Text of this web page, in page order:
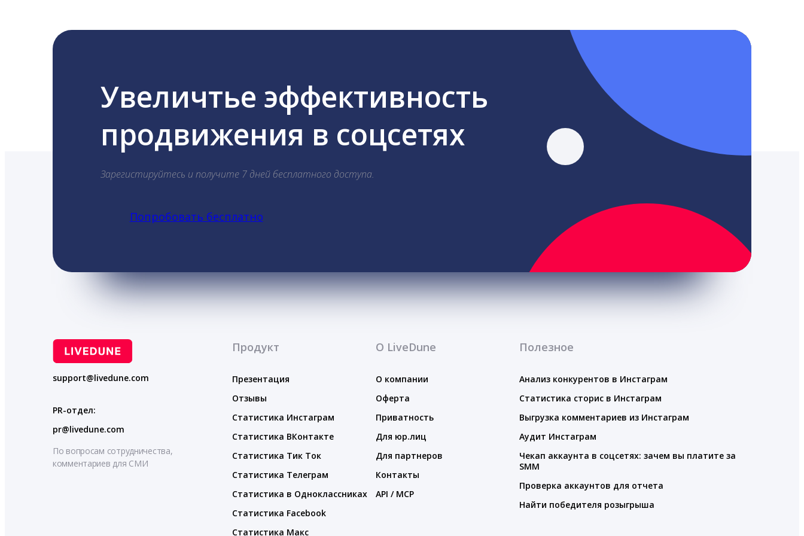
Увеличтье эффективность
продвижения в соцсетях
Зарегистируйтесь и получите 7 дней бесплатного доступа.
Попробовать бесплатно
support@livedune.com
PR-отдел:
pr@livedune.com
По вопросам сотрудничества,
комментариев для СМИ
Продукт
Презентация
Отзывы
Статистика Инстаграм
Статистика ВКонтакте
Статистика Тик Ток
Статистика Телеграм
Статистика в Одноклассниках
Статистика Facebook
Статистика Макс
О LiveDune
О компании
Оферта
Приватность
Для юр.лиц
Для партнеров
Контакты
API / MCP
Полезное
Анализ конкурентов в Инстаграм
Статистика сторис в Инстаграм
Выгрузка комментариев из Инстаграм
Аудит Инстаграм
Чекап аккаунта в соцсетях: зачем вы платите за
SMM
Проверка аккаунтов для отчета
Найти победителя розыгрыша